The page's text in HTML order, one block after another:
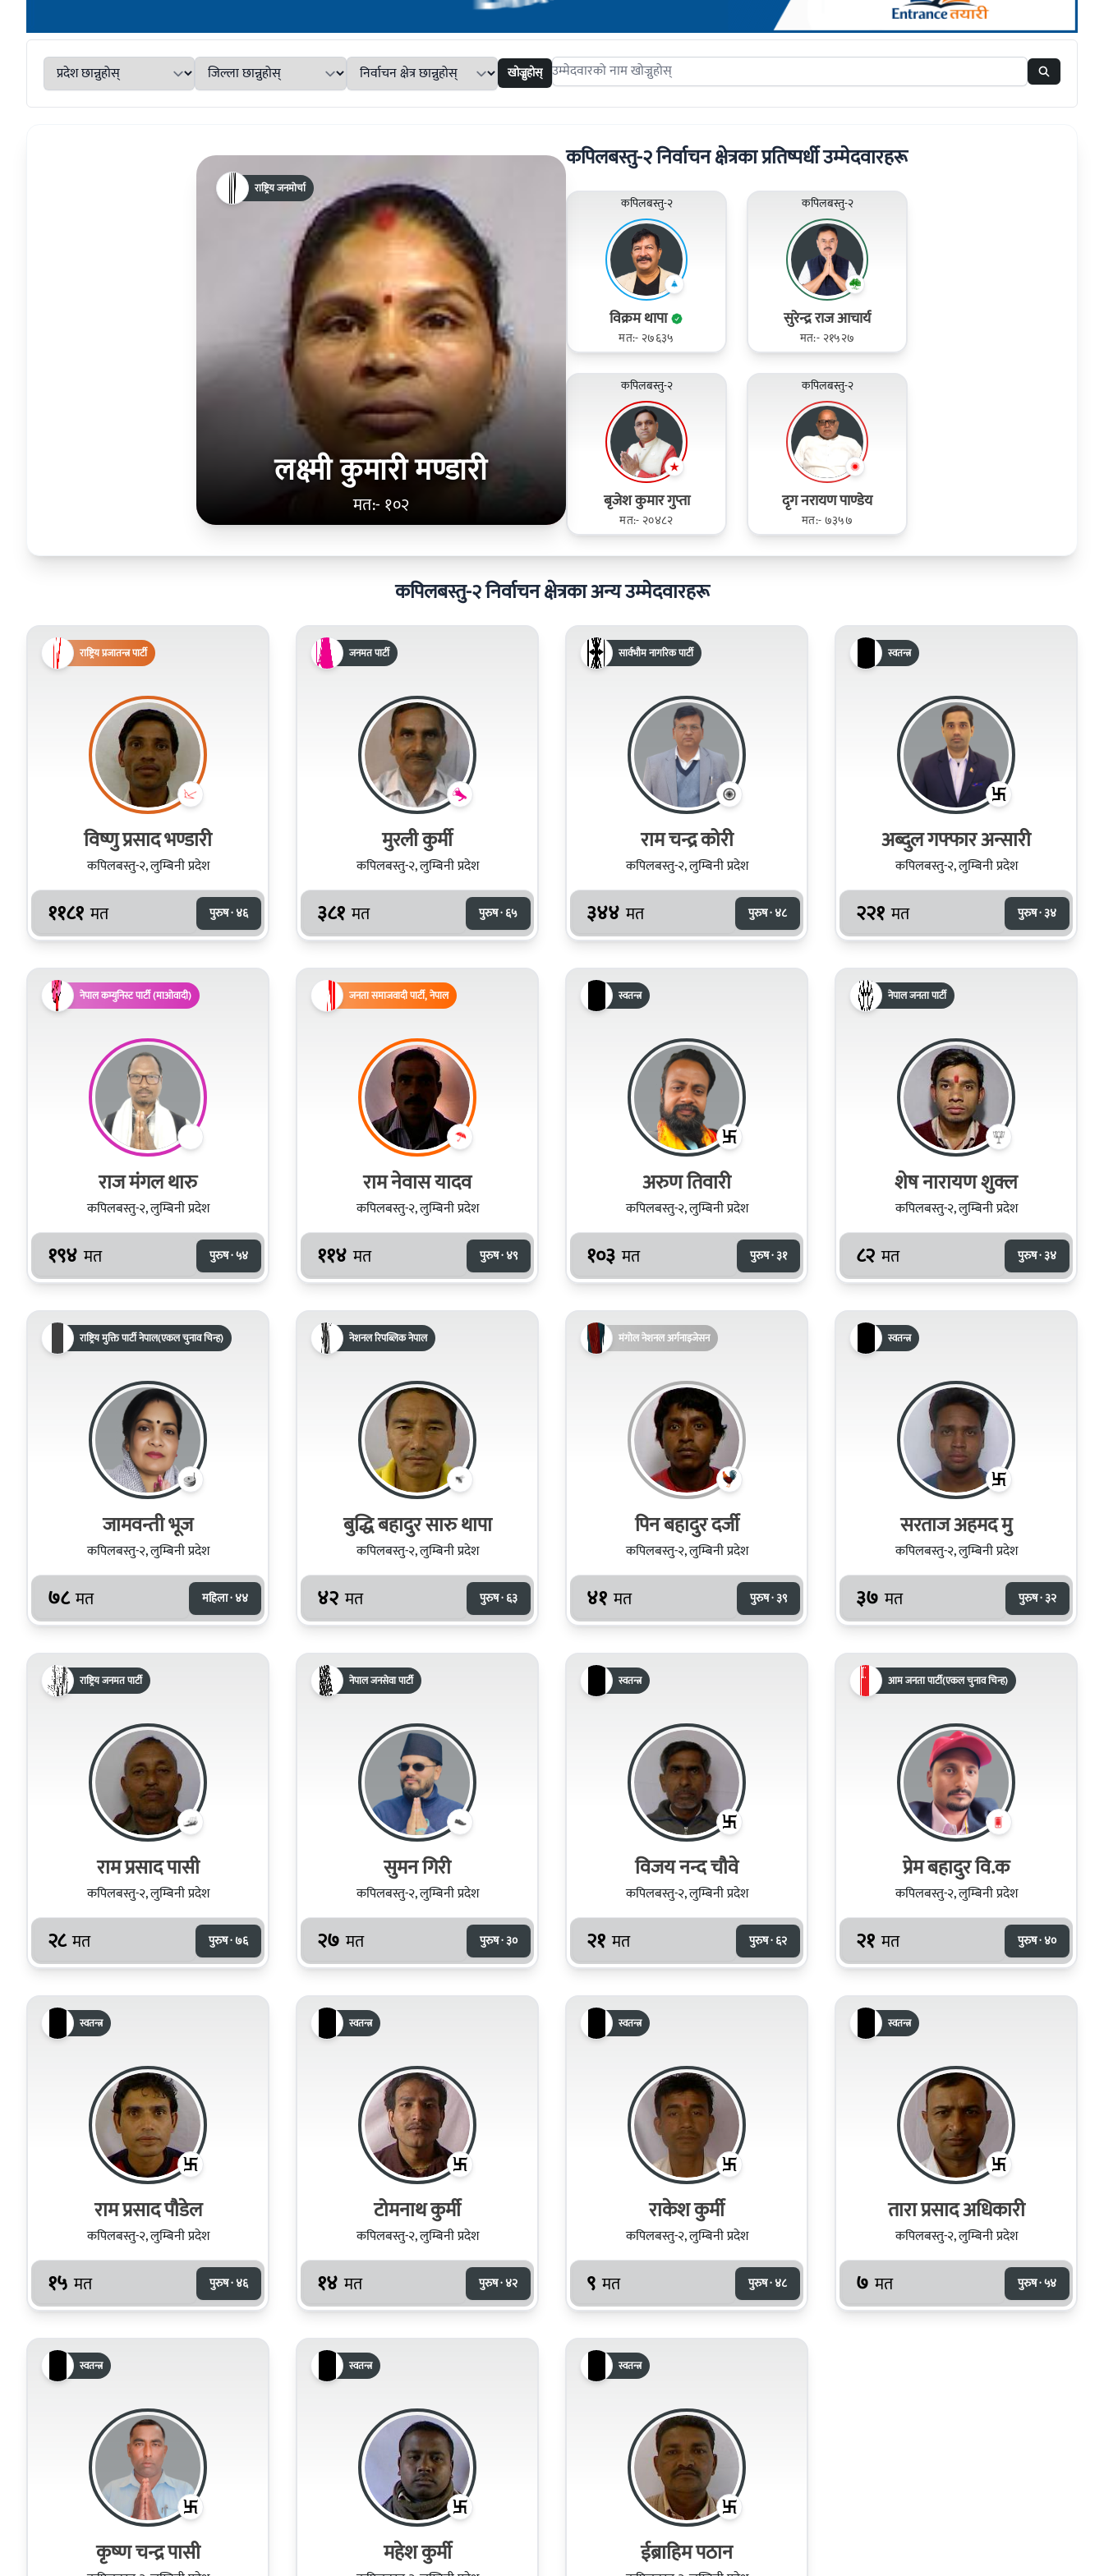
खोज्नुहोस् Search candidates
लक्ष्मी कुमारी मण्डारी
मत:- १०२
राष्ट्रिय जनमोर्चा
कपिलबस्तु-२ निर्वाचन क्षेत्रका प्रतिष्पर्धी उम्मेदवारहरू
कपिलबस्तु-२
विक्रम थापा
मत:- २७६३५
कपिलबस्तु-२
सुरेन्द्र राज आचार्य
मत:- २१५२७
कपिलबस्तु-२
बृजेश कुमार गुप्ता
मत:- २०४८२
कपिलबस्तु-२
द‍ृग नरायण पाण्‍डेय
मत:- ७३५७
कपिलबस्तु-२ निर्वाचन क्षेत्रका अन्य उम्मेदवारहरू
राष्ट्रिय प्रजातन्त्र पार्टी
विष्णु प्रसाद भण्डारी
कपिलबस्तु-२, लुम्बिनी प्रदेश
११८१ मत पुरुष · ४६
जनमत पार्टी
मुरली कुर्मी
कपिलबस्तु-२, लुम्बिनी प्रदेश
३८१ मत पुरुष · ६५
सार्वभौम नागरिक पार्टी
राम चन्द्र कोरी
कपिलबस्तु-२, लुम्बिनी प्रदेश
३४४ मत पुरुष · ४८
स्वतन्त्र
अब्दुल गफ्फार अन्सारी
कपिलबस्तु-२, लुम्बिनी प्रदेश
२२१ मत पुरुष · ३४
नेपाल कम्युनिस्ट पार्टी (माओवादी)
राज मंगल थारु
कपिलबस्तु-२, लुम्बिनी प्रदेश
१९४ मत पुरुष · ५४
जनता समाजवादी पार्टी, नेपाल
राम नेवास यादव
कपिलबस्तु-२, लुम्बिनी प्रदेश
११४ मत पुरुष · ४९
स्वतन्त्र
अरुण तिवारी
कपिलबस्तु-२, लुम्बिनी प्रदेश
१०३ मत पुरुष · ३१
नेपाल जनता पार्टी
शेष नारायण शुक्ल
कपिलबस्तु-२, लुम्बिनी प्रदेश
८२ मत पुरुष · ३४
राष्ट्रिय मुक्ति पार्टी नेपाल(एकल चुनाव चिन्ह)
जामवन्ती भूज
कपिलबस्तु-२, लुम्बिनी प्रदेश
७८ मत महिला · ४४
नेशनल रिपब्लिक नेपाल
बुद्धि बहादुर सारु थापा
कपिलबस्तु-२, लुम्बिनी प्रदेश
४२ मत पुरुष · ६३
मंगोल नेशनल अर्गनाइजेसन
पिन बहादुर दर्जी
कपिलबस्तु-२, लुम्बिनी प्रदेश
४१ मत पुरुष · ३९
स्वतन्त्र
सरताज अहमद मु
कपिलबस्तु-२, लुम्बिनी प्रदेश
३७ मत पुरुष · ३२
राष्ट्रिय जनमत पार्टी
राम प्रसाद पासी
कपिलबस्तु-२, लुम्बिनी प्रदेश
२८ मत पुरुष · ७६
नेपाल जनसेवा पार्टी
सुमन गिरी
कपिलबस्तु-२, लुम्बिनी प्रदेश
२७ मत पुरुष · ३०
स्वतन्त्र
विजय नन्द चौवे
कपिलबस्तु-२, लुम्बिनी प्रदेश
२१ मत पुरुष · ६२
आम जनता पार्टी(एकल चुनाव चिन्ह)
प्रेम बहादुर वि.क
कपिलबस्तु-२, लुम्बिनी प्रदेश
२१ मत पुरुष · ४०
स्वतन्त्र
राम प्रसाद पौडेल
कपिलबस्तु-२, लुम्बिनी प्रदेश
१५ मत पुरुष · ४६
स्वतन्त्र
टोमनाथ कुर्मी
कपिलबस्तु-२, लुम्बिनी प्रदेश
१४ मत पुरुष · ४२
स्वतन्त्र
राकेश कुर्मी
कपिलबस्तु-२, लुम्बिनी प्रदेश
९ मत पुरुष · ४८
स्वतन्त्र
तारा प्रसाद अधिकारी
कपिलबस्तु-२, लुम्बिनी प्रदेश
७ मत पुरुष · ५४
स्वतन्त्र
कृष्‍ण चन्द्र पासी
स्वतन्त्र
महेश कुर्मी
स्वतन्त्र
ईब्राहिम पठान